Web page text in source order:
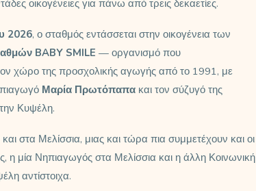
οικογένειες για πάνω από τρεις δεκαετίες.
2026, ο σταθμός εντάσσεται στην οικογένεια των
BABY SMILE — οργανισμό που
χώρο της προσχολικής αγωγής από το 1991, με
Μαρία Πρωτόπαπα και τον σύζυγό της
Κυψέλη.
στα Μελίσσια, μιας και τώρα πια συμμετέχουν και οι
η μία Νηπιαγωγός στα Μελίσσια και η άλλη Κοινωνική
αντίστοιχα.